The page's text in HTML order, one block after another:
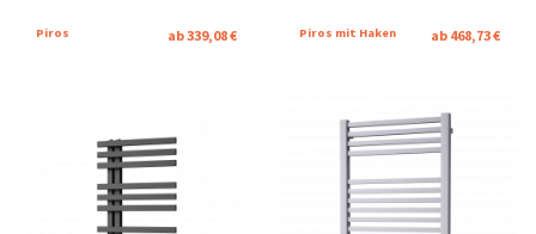
Piros ab 339,08 € Piros mit Haken ab 468,73 €